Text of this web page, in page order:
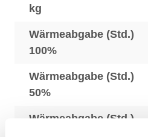
kg
Wärmeabgabe (Std.)
100%
Wärmeabgabe (Std.)
50%
Wärmeabgabe (Std.)